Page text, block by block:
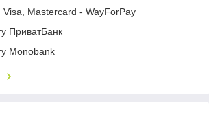
Mastercard - WayForPay
ПриватБанк
Monobank